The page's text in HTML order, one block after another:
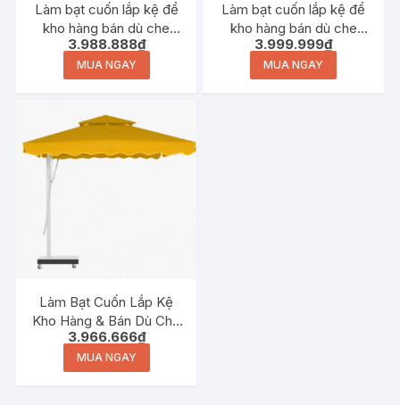
Làm bạt cuốn lắp kệ để
kho hàng bán dù che
nắng tại Hà Tĩnh
3.988.888₫
MUA NGAY
Làm bạt cuốn lắp kệ để
kho hàng bán dù che
nắng tại Quảng Bình
3.999.999₫
MUA NGAY
Làm Bạt Cuốn Lắp Kệ
Kho Hàng & Bán Dù Che
Nắng Tại Thanh Hóa –
Giải Pháp Tối Ưu Cho
Doanh Nghiệp Của Bạn
3.966.666₫
MUA NGAY